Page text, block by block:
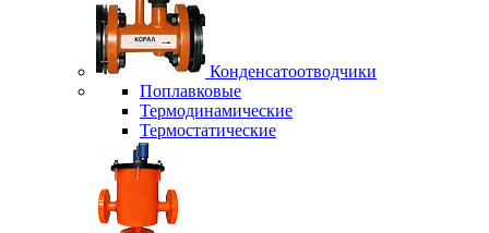
Конденсатоотводчики
Поплавковые
Термодинамические
Термостатические